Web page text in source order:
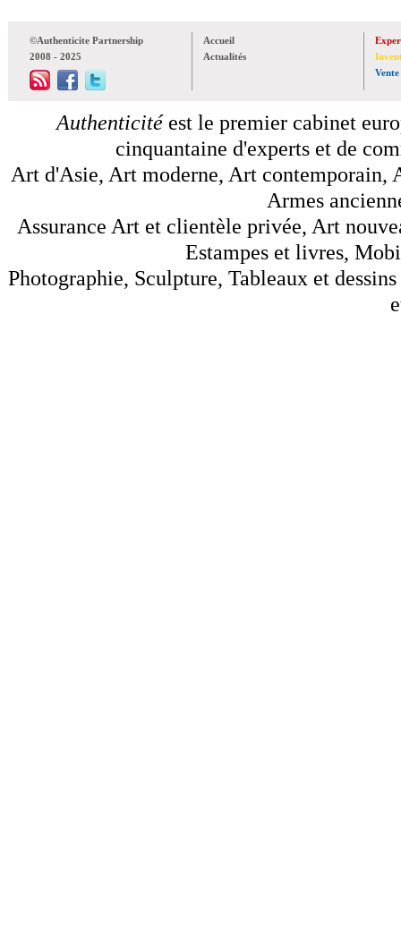
©Authenticite Partnership
2008 - 2025
Accueil
Actualités
Vente
Authenticitéest le premier cabinet
cinquantaine d'experts et de
Art d'Asie, Art moderne, Art contemporain,
Armes
Assurance Art et clientèle privée, Art
Estampes et livres,
Photographie, Sculpture, Tableaux et